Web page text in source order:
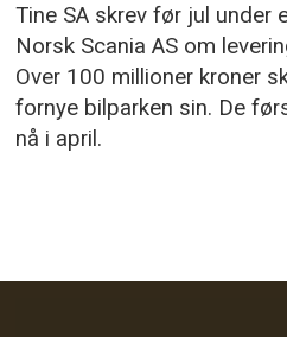
Tine SA skrev før jul under
Norsk Scania AS om
Over 100 millioner kroner
fornye bilparken sin. De
nå i april.